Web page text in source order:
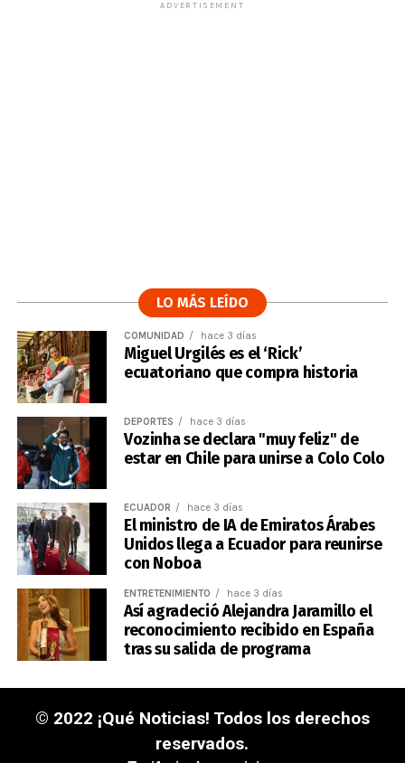
ADVERTISEMENT
LO MÁS LEÍDO
COMUNIDAD hace 3 días
Miguel Urgilés es el ‘Rick’
ecuatoriano que compra historia
DEPORTES hace 3 días
Vozinha se declara "muy feliz" de
estar en Chile para unirse a Colo Colo
ECUADOR hace 3 días
El ministro de IA de Emiratos Árabes
Unidos llega a Ecuador para reunirse
con Noboa
ENTRETENIMIENTO hace 3 días
Así agradeció Alejandra Jaramillo el
reconocimiento recibido en España
tras su salida de programa
© 2022 ¡Qué Noticias! Todos los derechos
reservados.